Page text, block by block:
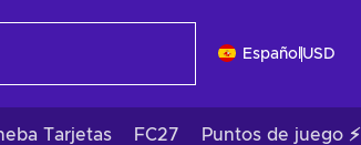
Español USD
Tarjetas FC27 Puntos de juego ⚡